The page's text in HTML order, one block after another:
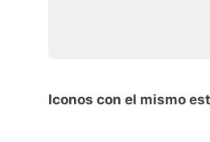
Iconos con el mismo